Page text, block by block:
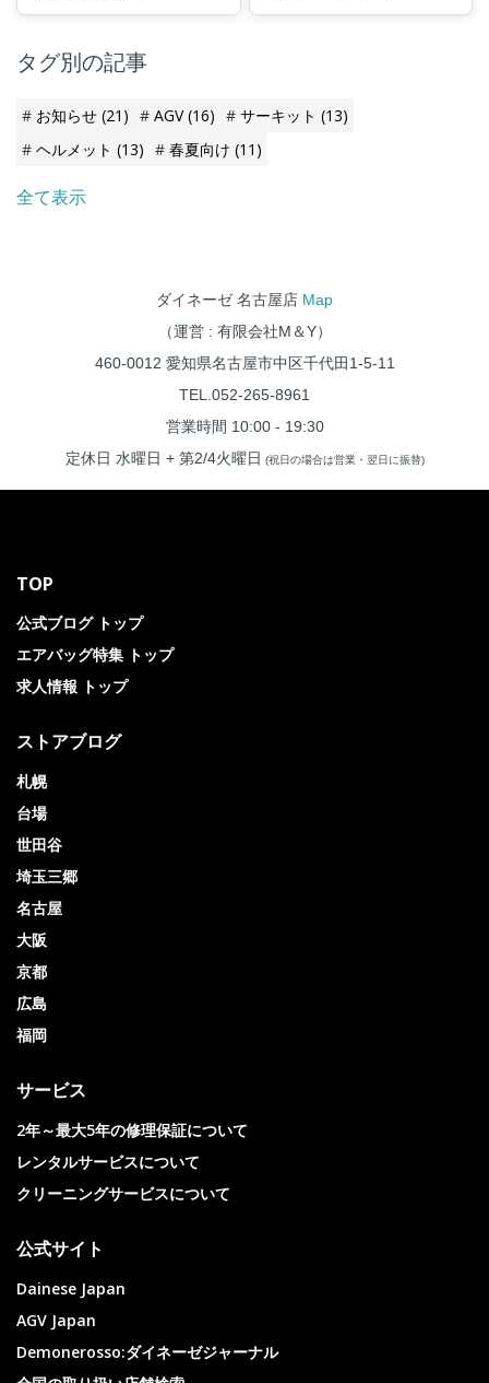
タグ別の記事
お知らせ (21) AGV(16) サーキット (13)
ヘルメット (13) 春夏向け (11)
全て表示
ダイネーゼ 名古屋店 Map
（運営 : 有限会社M＆Y）
460-0012 愛知県名古屋市中区千代田1-5-11
TEL.052-265-8961
営業時間 10:00 - 19:30
定休日 水曜日 + 第2/4火曜日 (祝日の場合は営業・翌日に振替)
TOP
公式ブログ トップ
エアバッグ特集 トップ
求人情報 トップ
ストアブログ
札幌
台場
世田谷
埼玉三郷
名古屋
大阪
京都
広島
福岡
サービス
2年～最大5年の修理保証について
レンタルサービスについて
クリーニングサービスについて
公式サイト
Dainese Japan
AGV Japan
Demonerosso:ダイネーゼジャーナル